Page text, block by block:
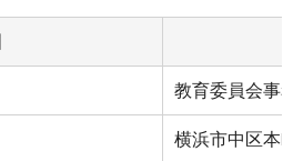
教育委員会事
横浜市中区本